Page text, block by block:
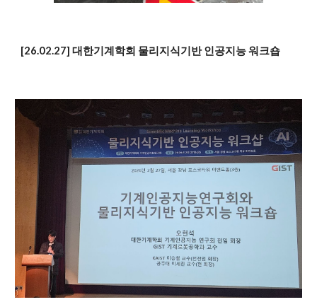
[26.02.27] 대한기계학회 물리지식기반 인공지능 워크숍